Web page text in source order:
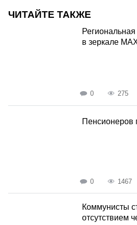
ЧИТАЙТЕ ТАКЖЕ
Региональная
в зеркале
0 275
Пенсионеров
0 1467
Коммунисты
отсутствием